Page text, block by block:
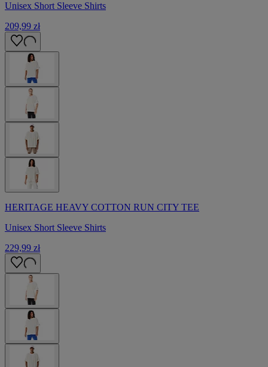
Unisex Short Sleeve Shirts
209,99 zł
HERITAGE HEAVY COTTON RUN CITY TEE
Unisex Short Sleeve Shirts
229,99 zł